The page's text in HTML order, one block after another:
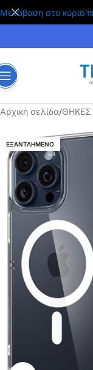
Μετάβαση στο κύριο
🚚 Δωρεάν
Αρχική σελίδα/ΘΗΚΕΣ
ΕΞΑΝΤΛΗΜΕΝΟ